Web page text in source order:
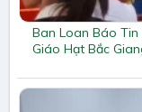
Ban Loan Báo Tin
Giáo Hạt Bắc